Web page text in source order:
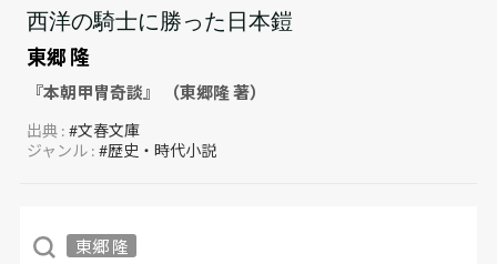
西洋の騎士に勝った日本鎧
東郷 隆
『本朝甲冑奇談』 （東郷隆 著）
出典 :#文春文庫
ジャンル :#歴史・時代小説
東郷 隆